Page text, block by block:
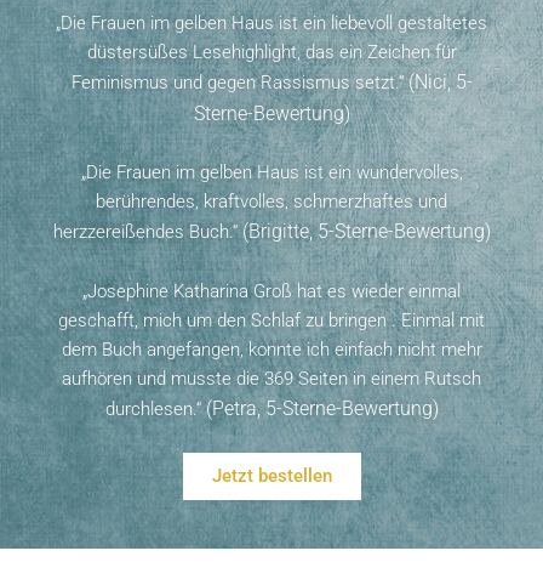
„Die Frauen im gelben Haus ist ein liebevoll gestaltetes
düstersüßes Lesehighlight, das ein Zeichen für
Feminismus und gegen Rassismus setzt.“ (Nici, 5-
Sterne-Bewertung)
„Die Frauen im gelben Haus ist ein wundervolles,
berührendes, kraftvolles, schmerzhaftes und
herzzereißendes Buch.“ (Brigitte, 5-Sterne-Bewertung)
„Josephine Katharina Groß hat es wieder einmal
geschafft, mich um den Schlaf zu bringen . Einmal mit
dem Buch angefangen, konnte ich einfach nicht mehr
aufhören und musste die 369 Seiten in einem Rutsch
durchlesen.“ (Petra, 5-Sterne-Bewertung)
Jetzt bestellen